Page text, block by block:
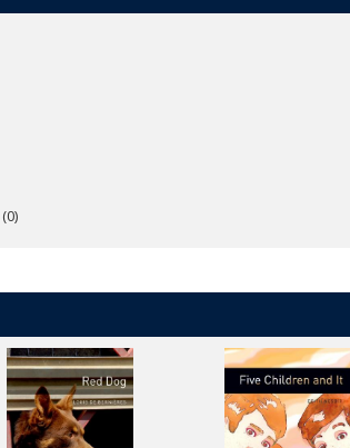
(0)